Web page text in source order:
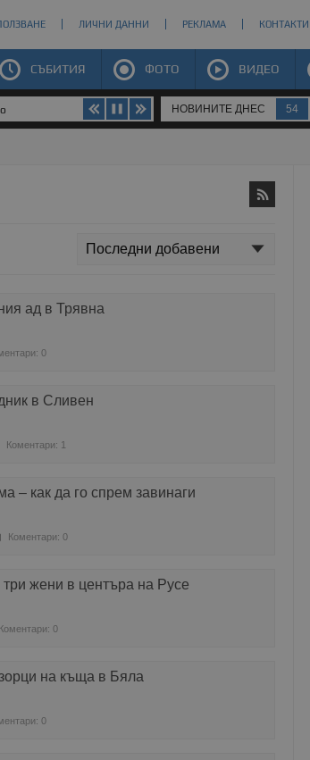
ЛИЧНИ ДАННИ РЕКЛАМА КОНТАКТИ
СЪБИТИЯ ФОТО ВИДЕО
НОВИНИТЕ ДНЕС 54
ад в Трявна
0
в Сливен
Коментари: 1
– как да го спрем завинаги
Коментари: 0
три жени в центъра на Русе
Коментари: 0
на къща в Бяла
0